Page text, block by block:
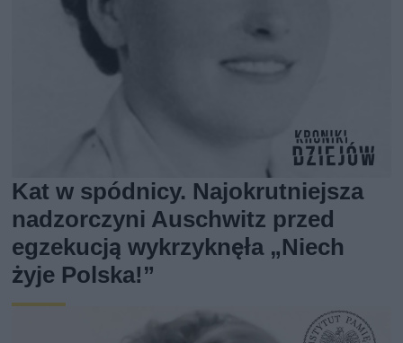
Kat w spódnicy. Najokrutniejsza
nadzorczyni Auschwitz przed
egzekucją wykrzyknęła „Niech
żyje Polska!”